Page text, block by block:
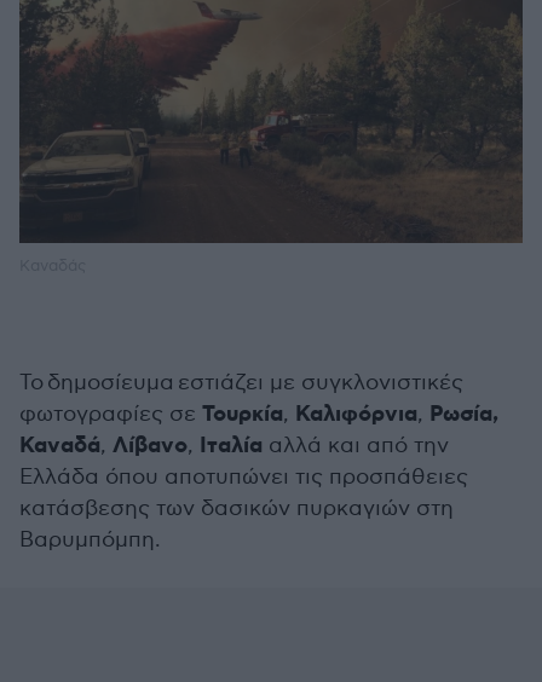
Το δημοσίευμα εστιάζει με συγκλονιστικές
φωτογραφίες σε Τουρκία, Καλιφόρνια, Ρωσία,
Καναδά, Λίβανο, Ιταλία αλλά και από την
Ελλάδα όπου αποτυπώνει τις προσπάθειες
κατάσβεσης των δασικών πυρκαγιών στη
Βαρυμπόμπη.